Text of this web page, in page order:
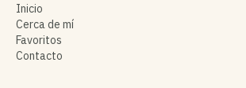
Inicio
Cerca de mí
Favoritos
Contacto